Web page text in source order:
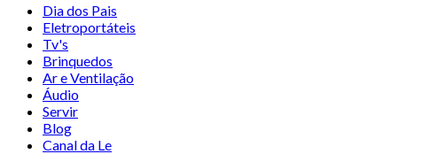
Dia dos Pais
Eletroportáteis
Tv's
Brinquedos
Ar e Ventilação
Áudio
Servir
Blog
Canal da Le